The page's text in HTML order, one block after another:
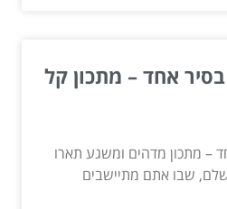
אחד – מתכון קל
– מתכון מדהים ומשגע תארו
שבו אתם מתיישבים